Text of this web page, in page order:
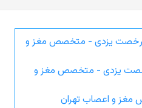
رخصت یزدی - متخصص مغز و
رخصت یزدی - متخصص مغز و
مغز و اعصاب تهران